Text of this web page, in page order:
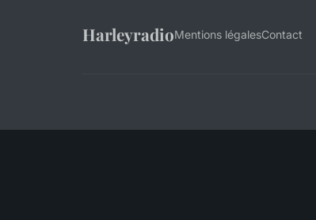
HarleyradioMentions légalesContact